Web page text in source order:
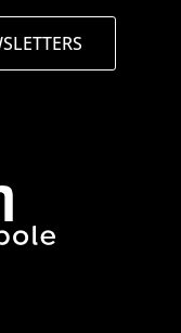
Facebook
le compte
vers le compte